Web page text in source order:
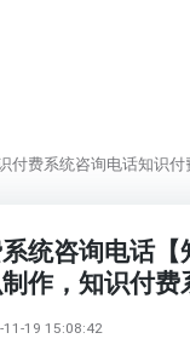
付费系统咨询电话知识
统咨询电话
作，知识付费
19 15:08:42